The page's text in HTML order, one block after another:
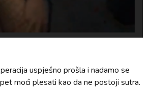
uspješno prošla i nadamo se
moći plesati kao da ne postoji sutra.